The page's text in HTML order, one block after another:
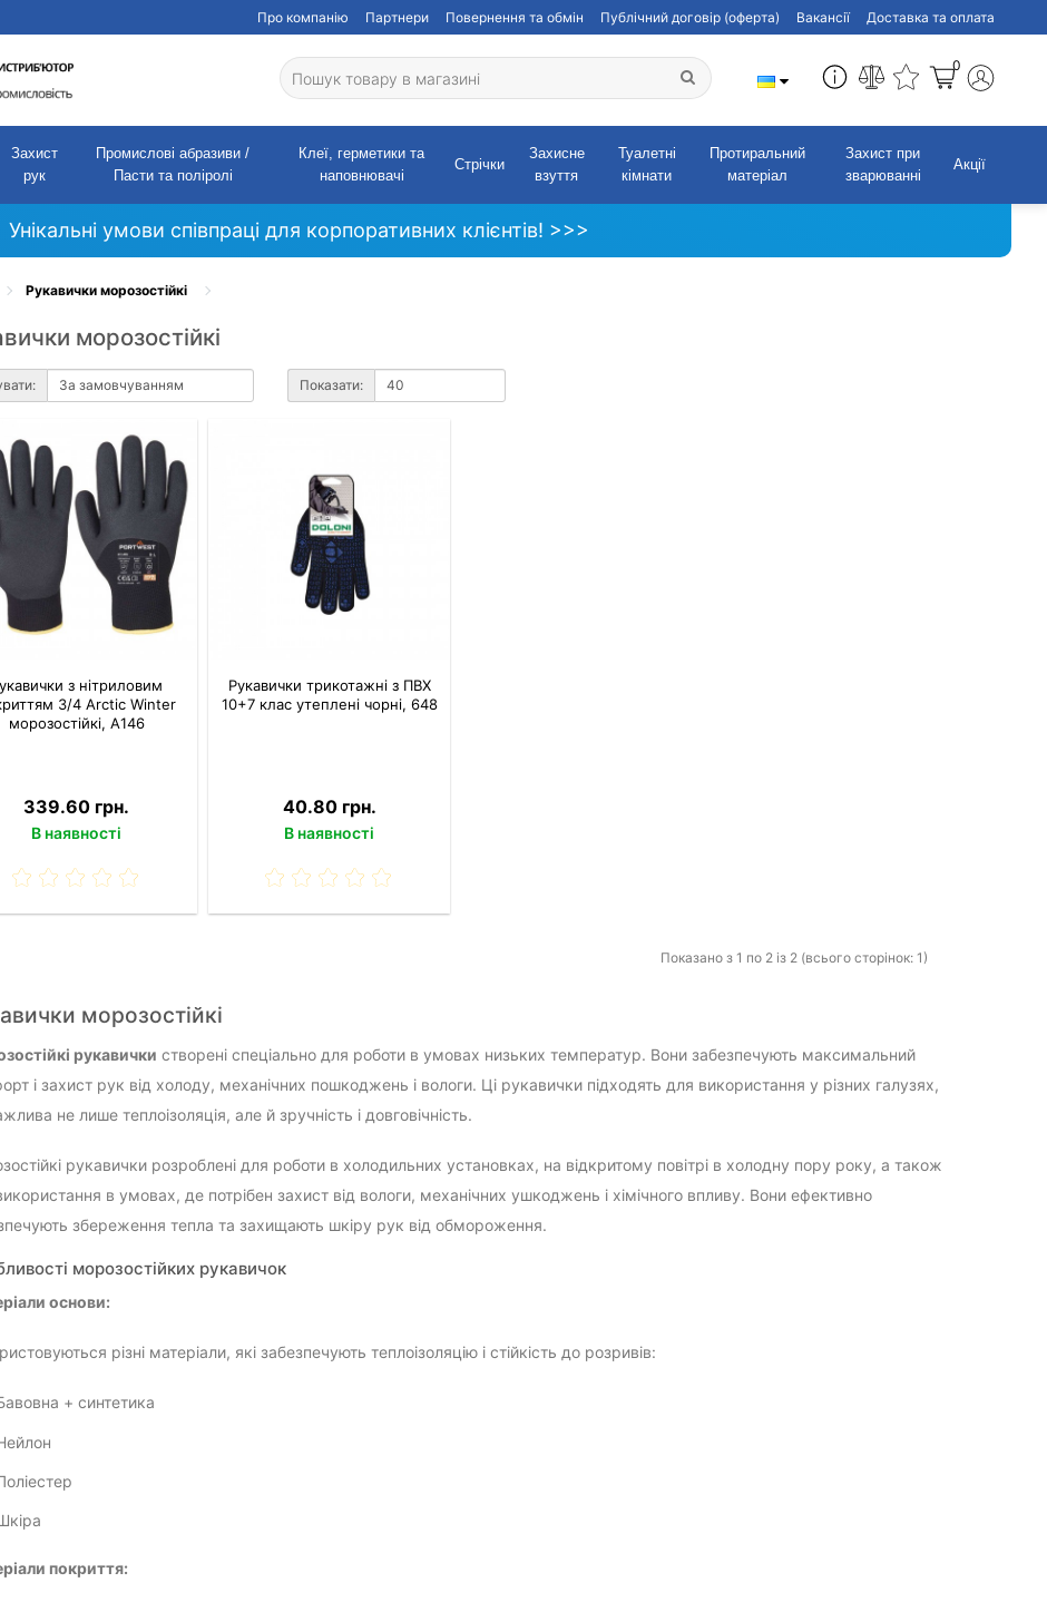
Про компанію Партнери Повернення та обмін Публічний договір (оферта) Вакансії Доставка та оплата
0
Захист
рук
Промислові абразиви /
Пасти та поліролі
Клеї, герметики та
наповнювачі
Стрічки
Захисне
взуття
Туалетні
кімнати
Протиральний
матеріал
Захист при
зварюванні
Акції
Унікальні умови співпраці для корпоративних клієнтів! >>>
Рукавички морозостійкі
морозостійкі
Показати:
з нітриловим
3/4 Arctic Winter
морозостійкі, A146
339.60 грн.
В наявності
Рукавички трикотажні з ПВХ
10+7 клас утеплені чорні, 648
40.80 грн.
В наявності
Показано з 1 по 2 із 2 (всього сторінок: 1)
морозостійкі
рукавички створені спеціально для роботи в умовах низьких температур. Вони забезпечують максимальний
і захист рук від холоду, механічних пошкоджень і вологи. Ці рукавички підходять для використання у різних галузях,
не лише теплоізоляція, але й зручність і довговічність.
рукавички розроблені для роботи в холодильних установках, на відкритому повітрі в холодну пору року, а також
в умовах, де потрібен захист від вологи, механічних ушкоджень і хімічного впливу. Вони ефективно
збереження тепла та захищають шкіру рук від обмороження.
морозостійких рукавичок
основи:
різні матеріали, які забезпечують теплоізоляцію і стійкість до розривів:
+ синтетика
покриття: